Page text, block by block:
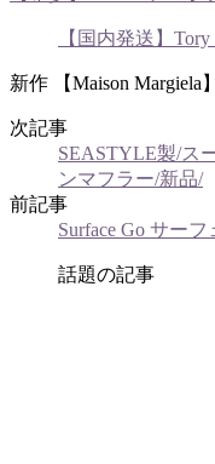
【国内発送】
新作 【Maison
次記事
SEASTYLE製/ス
ンマフラー/新品/
前記事
Surface Go サー
話題の記事